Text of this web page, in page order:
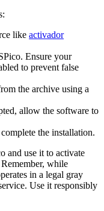
like activador
Ensure your
to prevent false
the archive using a
allow the software to
the installation.
and use it to activate
while
in a legal gray
Use it responsibly